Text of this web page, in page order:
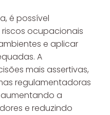
é possível
ocupacionais
e aplicar
A
mais assertivas,
regulamentadoras
a
e reduzindo